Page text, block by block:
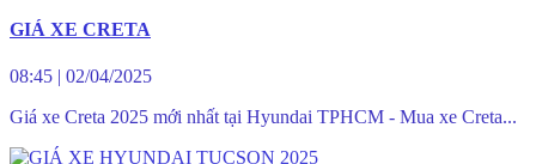
GIÁ XE CRETA
08:45 | 02/04/2025
Giá xe Creta 2025 mới nhất tại Hyundai TPHCM - Mua xe Creta...